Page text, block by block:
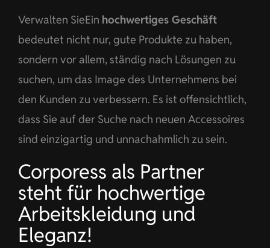
Verwalten SieEin hochwertiges Geschäft
bedeutet nicht nur, gute Produkte zu haben,
sondern vor allem, ständig nach Lösungen zu
suchen, um das Image des Unternehmens bei
den Kunden zu verbessern. Es ist offensichtlich,
dass Sie auf der Suche nach neuen Accessoires
sind einzigartig und unnachahmlich zu sein.
Corporess als Partner
steht für hochwertige
Arbeitskleidung und
Eleganz!